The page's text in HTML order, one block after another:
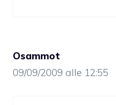
Osammot
09/09/2009 alle 12:55